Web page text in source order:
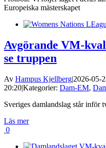
Europeiska mästerskapet
Avgörande VM-
se truppen
Av Hampus Kjellberg|2026-05-
20:20|Kategorier: Dam-EM,
Sveriges damlandslag står inför
Läs mer
0